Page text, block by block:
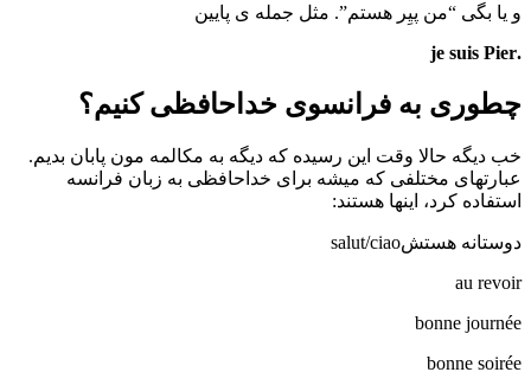
و یا بگی “من پیِر هستم”. مثل جمله ی پایین
.je suis Pier
چطوری به فرانسوی خداحافظی کنیم؟
خب دیگه حالا وقت این رسیده که دیگه به مکالمه مون پابان بدیم.
عبارتهای مختلفی که میشه برای خداحافظی به زبان فرانسه
استفاده کرد، اینها هستند:
دوستانه هستشsalut/ciao
au revoir
bonne journée
bonne soirée